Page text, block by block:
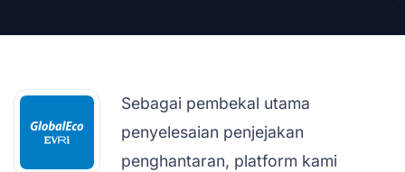
Sebagai pembekal utama
penyelesaian penjejakan
penghantaran, platform kami